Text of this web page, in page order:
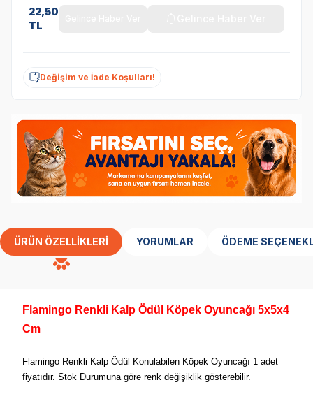
22,50
TL
Değişim ve İade Koşulları!
ÜRÜN ÖZELLIKLERI YORUMLAR ÖDEME
Flamingo Renkli Kalp Ödül Köpek Oyuncağı 5x5x4
Cm
Flamingo Renkli Kalp Ödül Konulabilen Köpek Oyuncağı 1 adet
fiyatıdır. Stok Durumuna göre renk değişiklik gösterebilir.